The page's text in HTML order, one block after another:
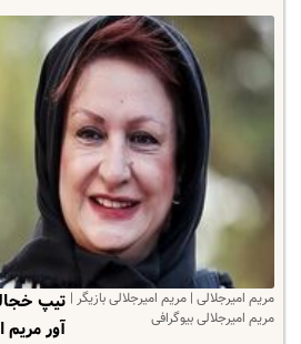
مریم امیرجلالی | مریم امیرجلالی بازیگر |
مریم امیرجلالی بیوگرافی
تیپ
آور